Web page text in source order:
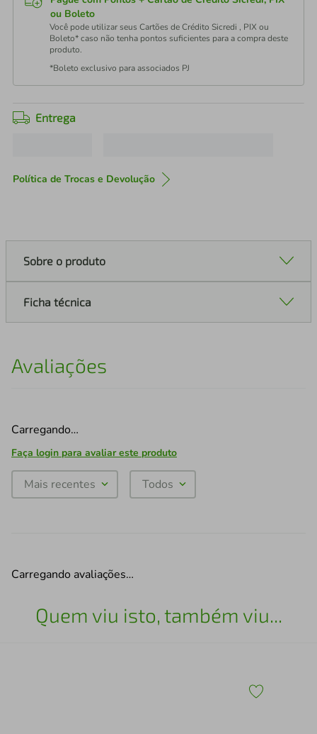
ou Boleto
Você pode utilizar seus Cartões de Crédito Sicredi , PIX ou
Boleto* caso não tenha pontos suficientes para a compra deste
produto.
*Boleto exclusivo para associados PJ
Entrega
Política de Trocas e Devolução
Sobre o produto
Ficha técnica
Avaliações
Carregando…
Faça login para avaliar este produto
Mais recentes Todos
Carregando avaliações…
Quem viu isto, também viu...